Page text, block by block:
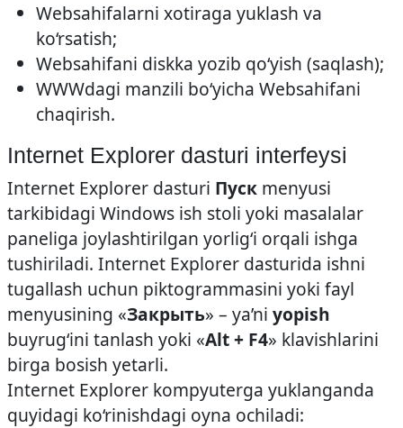
Web­sahifalarni xotiraga yuklash va
ko‘rsatish;
Web­sahifani diskka yozib qo‘yish (saqlash);
WWWdagi manzili bo‘yicha Web­sahifani
chaqirish.
Internet Explorer dasturi interfeysi
Internet Explorer dasturi Пуск menyusi
tarkibidagi Windows ish stoli yoki masalalar
paneliga joylashtirilgan yorlig‘i orqali ishga
tushiriladi. Internet Explorer dasturida ishni
tugallash uchun piktogrammasini yoki fayl
menyusining «Закрыть» – ya’ni yopish
buyrug‘ini tanlash yoki «Alt + F4» klavishlarini
birga bosish yetarli.
Internet Explorer kompyuterga yuklanganda
quyidagi ko‘rinishdagi oyna ochiladi: